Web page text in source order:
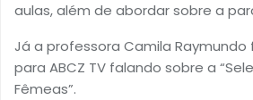
aulas, além de abordar sobre a
Já a professora Camila
para ABCZ TV falando sobre a
Fêmeas”.